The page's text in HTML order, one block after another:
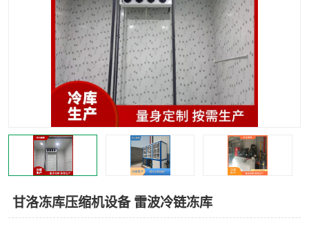
甘洛冻库压缩机设备 雷波冷链冻库
资阳冻库，资阳冻库安装 泸州冻库，泸州冷库
乐山冻库,乐山保鲜冷库 自贡冻库组装
雅安冷库,雅安冻库 攀枝花冻库
冻库安装，小型冻库造价
内江冷库，内江冻库 宜宾冷库，宜宾冻库设备